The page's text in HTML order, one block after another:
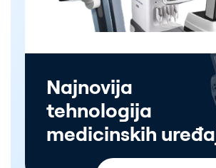
Najnovija
tehnologija
medicinskih